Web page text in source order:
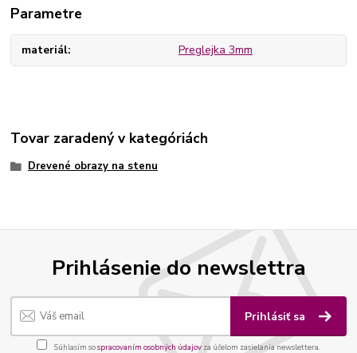
Parametre
materiál Preglejka 3mm
Tovar zaradený v kategóriách
Drevené obrazy na stenu
Prihlásenie do newslettra
Prihlásiť sa
Súhlasím sospracovaním osobných údajov za účelom zasielania newslettera.